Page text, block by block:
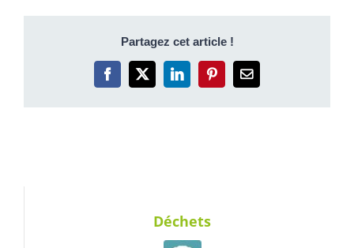
Partagez cet article !
Facebook
X LinkedInPinterestEmail
Déchets